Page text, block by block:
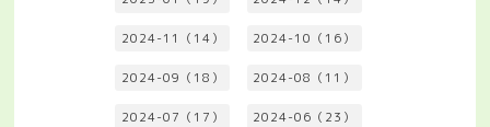
2024-11（14） 2024-10（16）
2024-09（18） 2024-08（11）
2024-07（17） 2024-06（23）